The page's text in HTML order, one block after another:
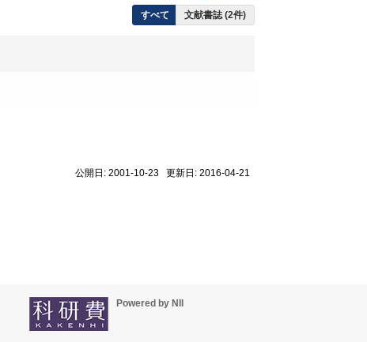
すべて 文献書誌 (2件)
公開日: 2001-10-23 更新日: 2016-04-21
Powered by NII